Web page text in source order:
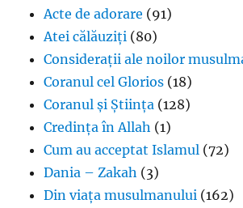
Acte de adorare (91)
Atei călăuziți (80)
Considerații ale noilor
Coranul cel Glorios (18)
Coranul și Știința (128)
Credința în Allah (1)
Cum au acceptat Islamul (72)
Dania – Zakah (3)
Din viața musulmanului (162)